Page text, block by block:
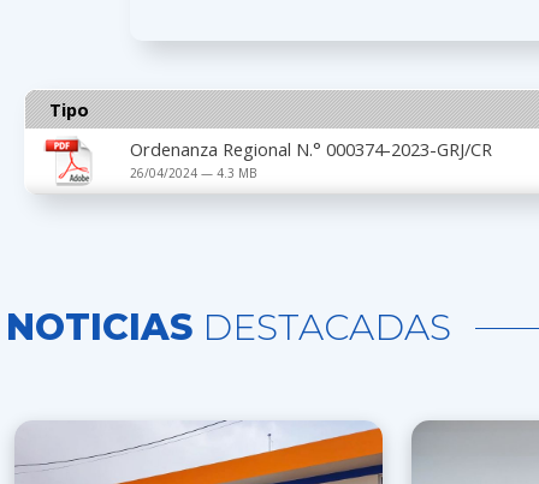
Tipo
Ordenanza Regional N.° 000374-2023-GRJ/CR
26/04/2024 — 4.3 MB
NOTICIAS DESTACADAS